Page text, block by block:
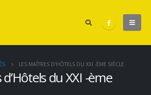
LES MAÎTRES D’HÔTELS DU XXI -ÈME SIÈCLE
du XXI -ème